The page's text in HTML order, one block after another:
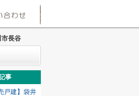
市長谷
事
戸建】袋井